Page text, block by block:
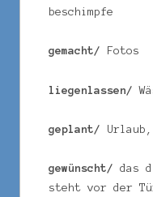
beschimpfe
gemacht/ Fotos
liegenlassen/
geplant/
gewünscht/das
steht vor der